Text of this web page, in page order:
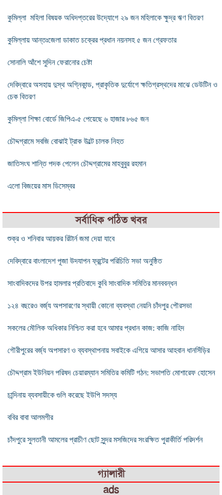
কুমিল্লা মহিলা বিষয়ক অধিদপ্তরের উদ্যোগে ২৯ জন মহিলাকে ক্ষুদ্র ঋণ বিতরণ
কুমিল্লায় আন্তঃজেলা ডাকাত চক্রের প্রধান নয়নসহ ৫ জন গ্রেফতার
সোনালি আঁশে সুদিন ফেরানোর চেষ্টা
দেবিদ্বারে অসহায় দুস্থ অগ্নিকান্ড, প্রাকৃতিক দুর্যোগে ক্ষতিগ্রস্থদের মাঝে ডেউটিন ও
চেক বিতরণ
কুমিল্লা শিক্ষা বোর্ডে জিপিএ-৫ পেয়েছে ৬ হাজার ৮৬৫ জন
চৌদ্দগ্রামে সবজি বোঝাই ট্রাক উল্টে চালক নিহত
জাতিসংঘ শান্তি পদক পেলেন চৌদ্দগ্রামের মাহবুবুর রহমান
এলো বিজয়ের মাস ডিসেম্বর
সর্বাধিক পঠিত খবর
শুক্র ও শনিবার আয়কর রিটার্ন জমা দেয়া যাবে
দেবিদ্বারে বাংলাদেশ পূজা উদযাপন ফ্রন্টের পরিচিতি সভা অনুষ্ঠিত
সাংবাদিকদের উপর হামলার প্রতিবাদে কুবি সাংবাদিক সমিতির মানববন্ধন
১২৪ বছরেও বর্জ্য অপসারণের স্থায়ী কোনো ব্যবস্থা নেয়নি চাঁদপুর পৌরসভা
সকলের মৌলিক অধিকার নিশ্চিত করা হবে আমার প্রধান কাজ: কাজি নাহিদ
গৌরীপুরের বর্জ্য অপসারণ ও ব্যবস্থাপনায় সবাইকে এগিয়ে আসার আহবান ধানসিঁড়ির
চৌদ্দগ্রাম ইউনিয়ন পরিষদ চেয়ারম্যান সমিতির কমিটি গঠন: সভাপতি মোশারেফ হোসেন
চান্দিনায় ব্যবসায়ীকে গুলি করেছে ইউপি সদস্য
ববির বাবা আলমগীর
চাঁদপুরে সুলতানী আমলের প্রাচীণ ছোট সুন্দর মসজিদের সংরক্ষিত পুরাকীর্তি পরিদর্শন
গ্যালারী
ads